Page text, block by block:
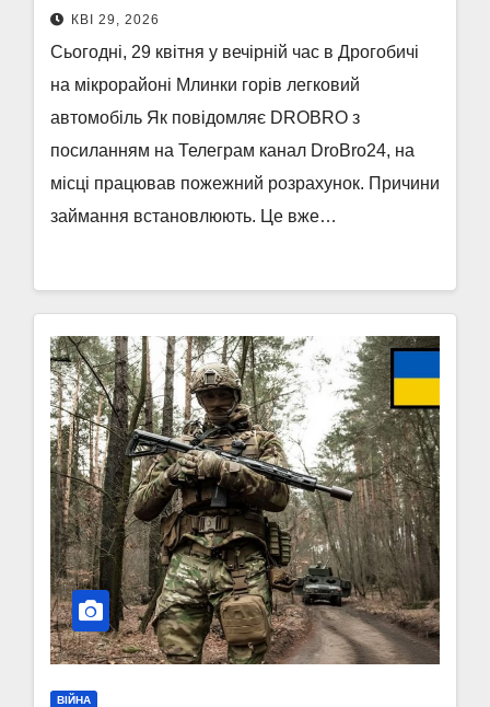
КВІ 29, 2026
Сьогодні, 29 квітня у вечірній час в Дрогобичі
на мікрорайоні Млинки горів легковий
автомобіль Як повідомляє DROBRO з
посиланням на Телеграм канал DroBro24, на
місці працював пожежний розрахунок. Причини
займання встановлюють. Це вже…
ВІЙНА